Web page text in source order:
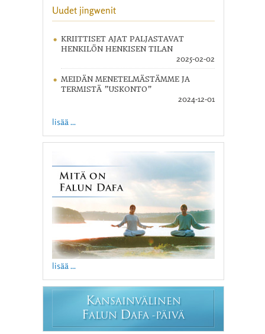
Uudet jingwenit
KRIITTISET AJAT PALJASTAVAT
HENKILÖN HENKISEN TILAN
2025-02-02
MEIDÄN MENETELMÄSTÄMME JA
TERMISTÄ ”USKONTO”
2024-12-01
lisää ...
lisää ...
KANSAINVÄLINEN
FALUN DAFA -PÄIVÄ